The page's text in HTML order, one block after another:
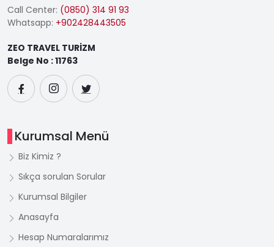
Call Center: (0850) 314 91 93
Whatsapp: +902428443505
ZEO TRAVEL TURİZM
Belge No : 11763
Kurumsal Menü
Biz Kimiz ?
Sıkça sorulan Sorular
Kurumsal Bilgiler
Anasayfa
Hesap Numaralarımız